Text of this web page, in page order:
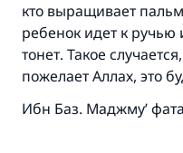
кто выращивает
ребенок идет к ручью
тонет. Такое
пожелает Аллах, это
Ибн Баз. Маджму’
Помогите нам
Посланник
«Указавшему на
же награда